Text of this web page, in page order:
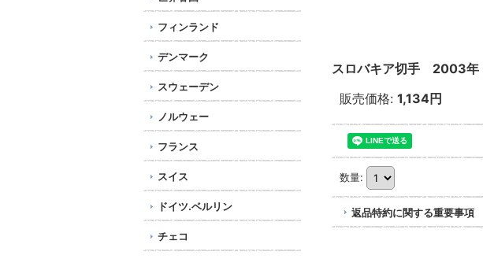
フィンランド
デンマーク
スウェーデン
ノルウェー
フランス
スイス
ドイツ.ベルリン
チェコ
スロバキア切手 2003
販売価格: 1,134円
数量:
返品特約に関する重要事項